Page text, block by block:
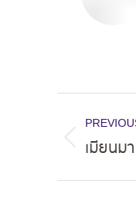
Previous
เมียนมา